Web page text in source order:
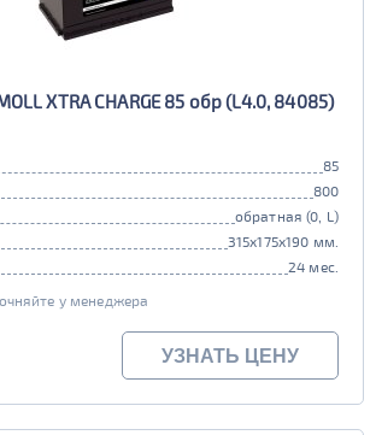
XTRA CHARGE 85 обр (L4.0, 84085)
85
800
обратная (0, L)
315x175x190 мм.
24 мес.
у менеджера
УЗНАТЬ ЦЕНУ